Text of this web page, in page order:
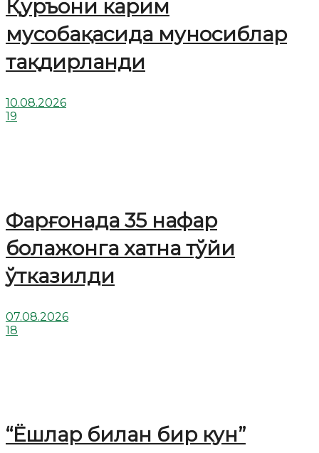
Қуръони карим
мусобақасида муносиблар
тақдирланди
10.08.2026
19
Фарғонада 35 нафар
болажонга хатна тўйи
ўтказилди
07.08.2026
18
“Ёшлар билан бир кун”